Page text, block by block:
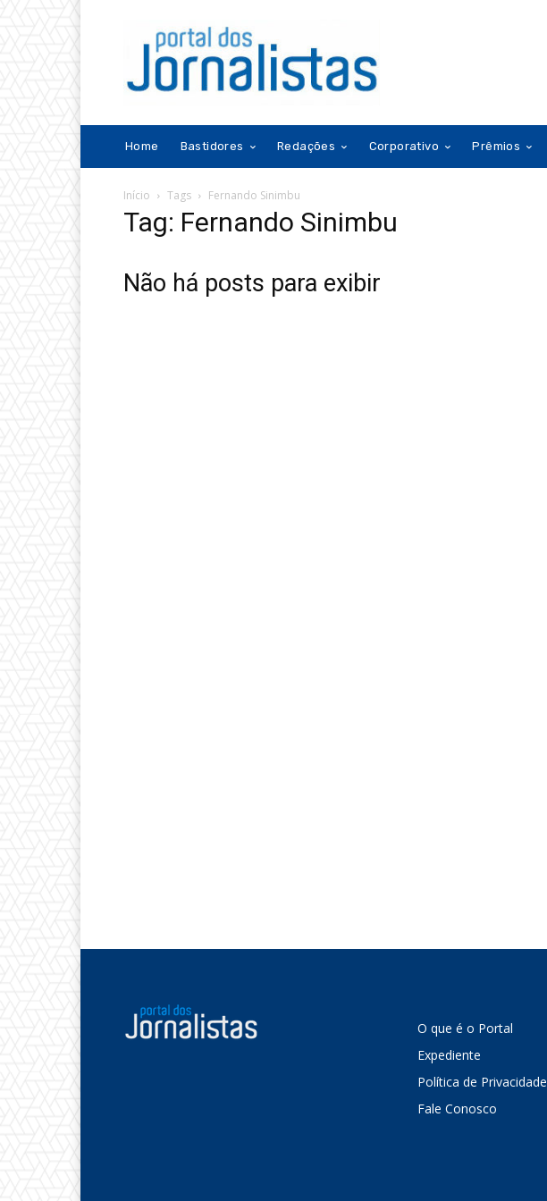
Home Bastidores Redações Corporativo Prêmios
Início Tags Fernando Sinimbu
Tag: Fernando Sinimbu
Não há posts para exibir
O que é o Portal
Expediente
Política de Privacidade
Fale Conosco